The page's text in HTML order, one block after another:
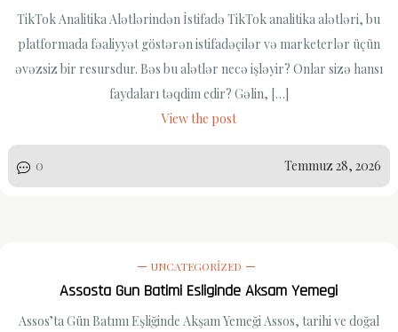
TikTok Analitika Alətlərindən İstifadə TikTok analitika alətləri, bu
platformada fəaliyyət göstərən istifadəçilər və marketerlər üçün
əvəzsiz bir resursdur. Bəs bu alətlər necə işləyir? Onlar sizə hansı
faydaları təqdim edir? Gəlin, […]
View the post
0 Temmuz 28, 2026
UNCATEGORIZED
Assosta Gun Batimi Esliginde Aksam Yemegi
Assos’ta Gün Batımı Eşliğinde Akşam Yemeği Assos, tarihi ve doğal